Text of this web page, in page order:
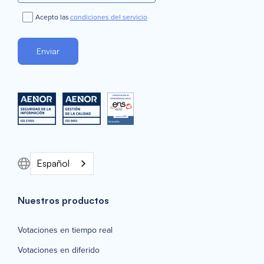
Acepto lascondiciones del servicio
Español
Nuestros productos
Votaciones en tiempo real
Votaciones en diferido